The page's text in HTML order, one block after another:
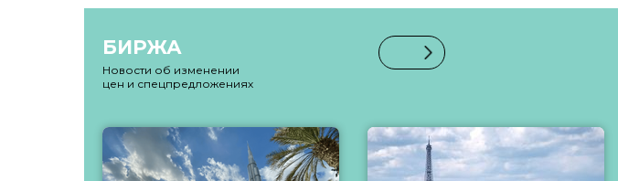
БИРЖА
Новости об изменении
цен и спецпредложениях